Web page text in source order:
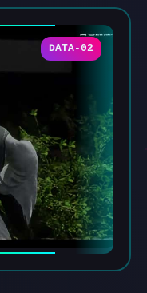
DATA-02